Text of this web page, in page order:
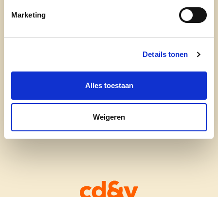
Marketing
Details tonen
Alles toestaan
Weigeren
cd&v Zwevegem